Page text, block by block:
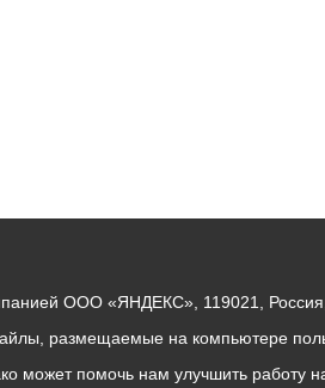
ООО «ЯНДЕКС», 119021,
размещаемые на компьютере
помочь нам улучшить работу